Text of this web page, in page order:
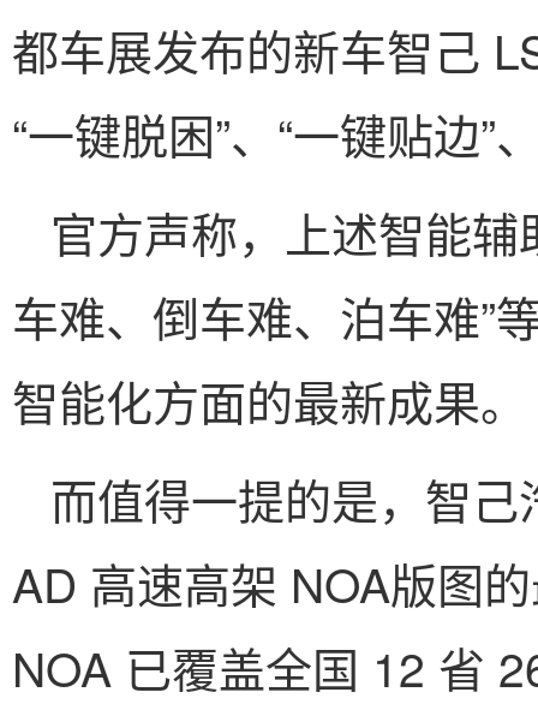
都车展发布的新车智己
“一键脱困”、“一键贴边”
官方声称，上述智能
车难、倒车难、泊车难”
智能化方面的最新成果。
而值得一提的是，智
AD 高速高架 NOA版图
NOA 已覆盖全国 12 省